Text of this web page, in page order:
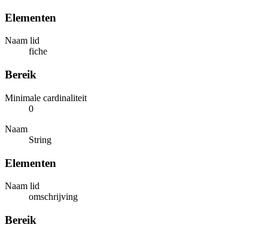
Elementen
Naam lid
fiche
Bereik
Minimale cardinaliteit
0
Naam
String
Elementen
Naam lid
omschrijving
Bereik